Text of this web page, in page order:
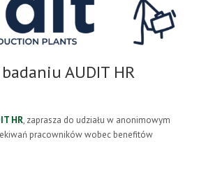
AUDIT HR
HR, zaprasza do udziału w anonimowym
pracowników wobec benefitów